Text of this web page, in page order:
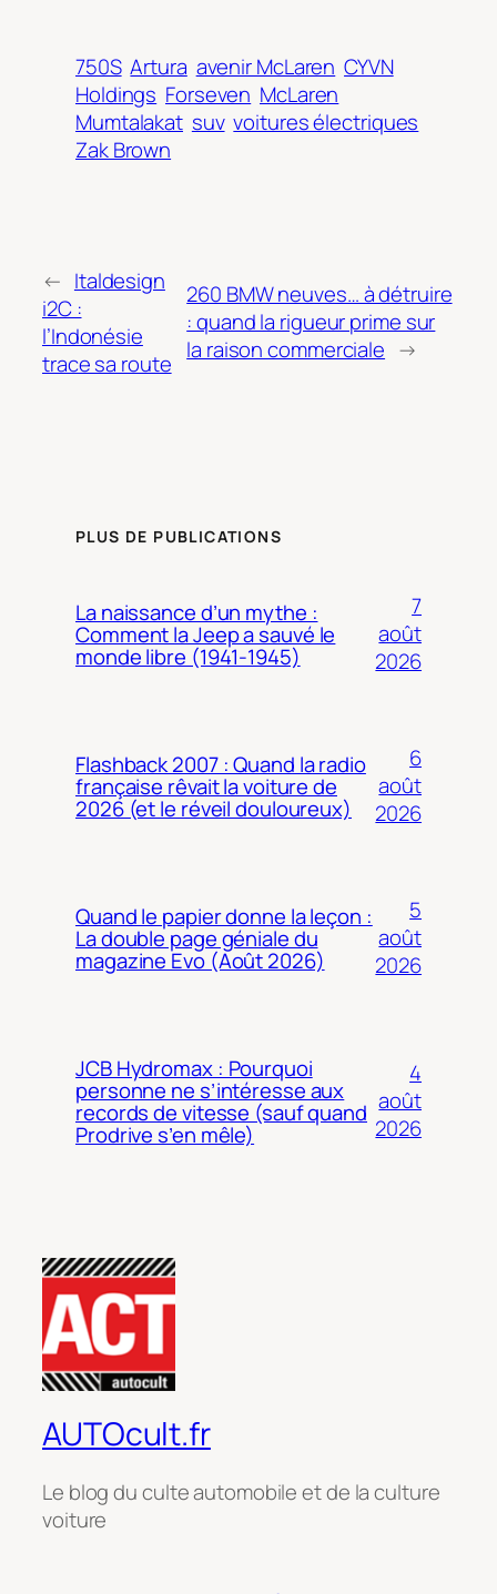
750S Artura avenir McLaren CYVN
Holdings Forseven McLaren
Mumtalakat suv voitures électriques
Zak Brown
← Italdesign
i2C :
l’Indonésie
trace sa route
260 BMW neuves… à détruire
: quand la rigueur prime sur
la raison commerciale →
PLUS DE PUBLICATIONS
La naissance d’un mythe :
Comment la Jeep a sauvé le
monde libre (1941-1945)
7
août
2026
Flashback 2007 : Quand la radio
française rêvait la voiture de
2026 (et le réveil douloureux)
6
août
2026
Quand le papier donne la leçon :
La double page géniale du
magazine Evo (Août 2026)
5
août
2026
JCB Hydromax : Pourquoi
personne ne s’intéresse aux
records de vitesse (sauf quand
Prodrive s’en mêle)
4
août
2026
AUTOcult.fr
Le blog du culte automobile et de la culture
voiture